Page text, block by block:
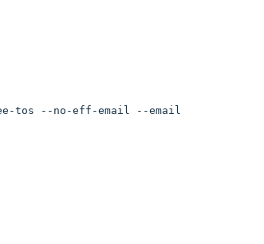
tos --no-eff-email --email